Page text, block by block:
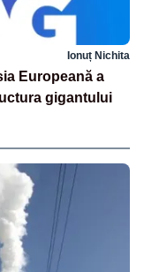
Ionuț Nichita
Europeană a
gigantului